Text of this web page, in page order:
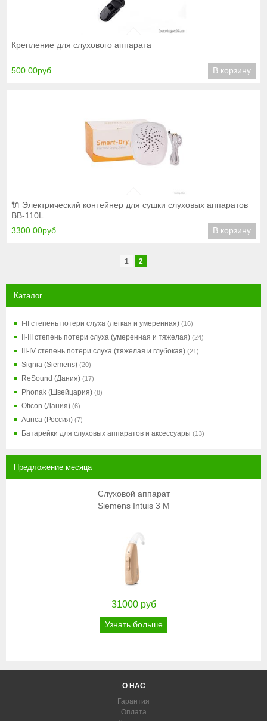
Крепление для слухового аппарата
500.00руб. В корзину
🔌 Электрический контейнер для сушки слуховых аппаратов
BB-110L
3300.00руб.
В корзину
1 2
Каталог
I-II степень потери слуха (легкая и умеренная) (16)
II-III степень потери слуха (умеренная и тяжелая) (24)
III-IV степень потери слуха (тяжелая и глубокая) (21)
Signia (Siemens) (20)
ReSound (Дания) (17)
Phonak (Швейцария) (8)
Oticon (Дания) (6)
Aurica (Россия) (7)
Батарейки для слуховых аппаратов и аксессуары (13)
Предложение месяца
Cлуховой аппарат
Siemens Intuis 3 M
31000 руб
Узнать больше
О НАС
Гарантия
Оплата